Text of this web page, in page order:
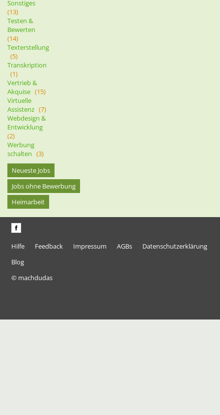
Sonstiges
(13)
Testen &
Bewerten
(14)
Texterstellung
(5)
Transkription
(1)
Vertrieb &
Akquise (15)
Virtuelle
Assistenz (7)
Webdesign &
Entwicklung
(2)
Werbung
schalten (3)
Neueste Jobs
Jobs ohne Bewerbung
Heimarbeit
Hilfe Feedback Impressum AGBs
Datenschutzerklärung
Blog
© machdudas